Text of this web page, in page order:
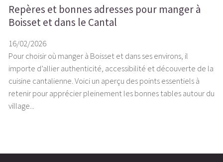
Repères et bonnes adresses pour manger à
Boisset et dans le Cantal
16/02/2026
Pour choisir où manger à Boisset et dans ses environs, il
importe d’allier authenticité, accessibilité et découverte de la
cuisine cantalienne. Voici un aperçu des points essentiels à
retenir pour apprécier pleinement les bonnes tables autour du
village...